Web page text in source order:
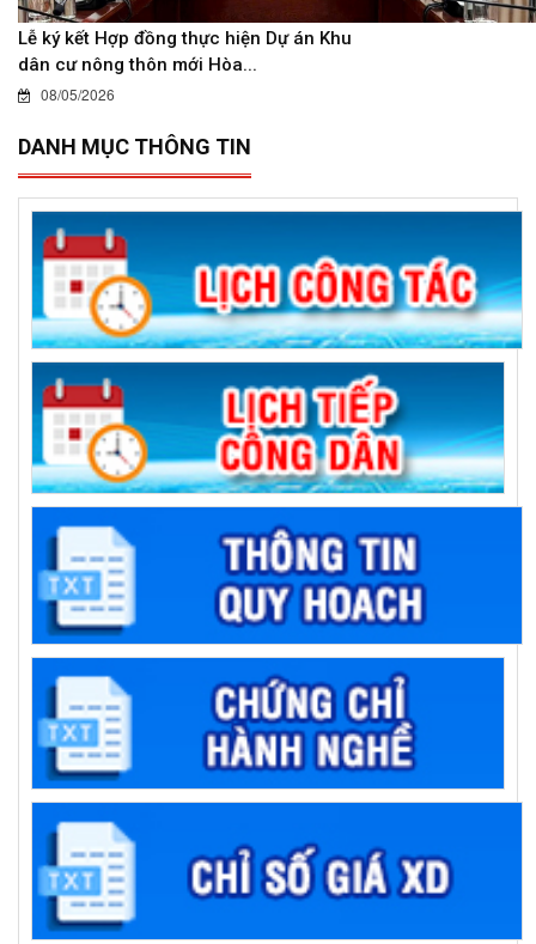
Lễ ký kết Hợp đồng thực hiện Dự án Khu
dân cư nông thôn mới Hòa...
08/05/2026
DANH MỤC THÔNG TIN